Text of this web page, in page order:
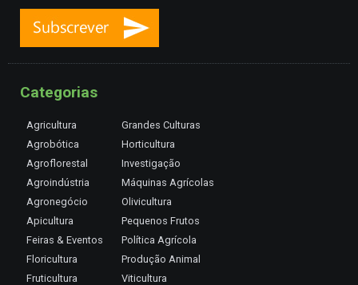
Categorias
Agricultura
Agrobótica
Agroflorestal
Agroindústria
Agronegócio
Apicultura
Feiras & Eventos
Floricultura
Fruticultura
Grandes Culturas
Horticultura
Investigação
Máquinas Agrícolas
Olivicultura
Pequenos Frutos
Política Agrícola
Produção Animal
Viticultura